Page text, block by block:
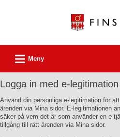
tjänster
Finspångs
kommun
L Meny
Logga in med e-legitimation
Använd din personliga e-legitimation för
ärenden via Mina sidor. E-legitimationen
säker på vem det är som använder en e-
tillgång till rätt ärenden via Mina sidor.